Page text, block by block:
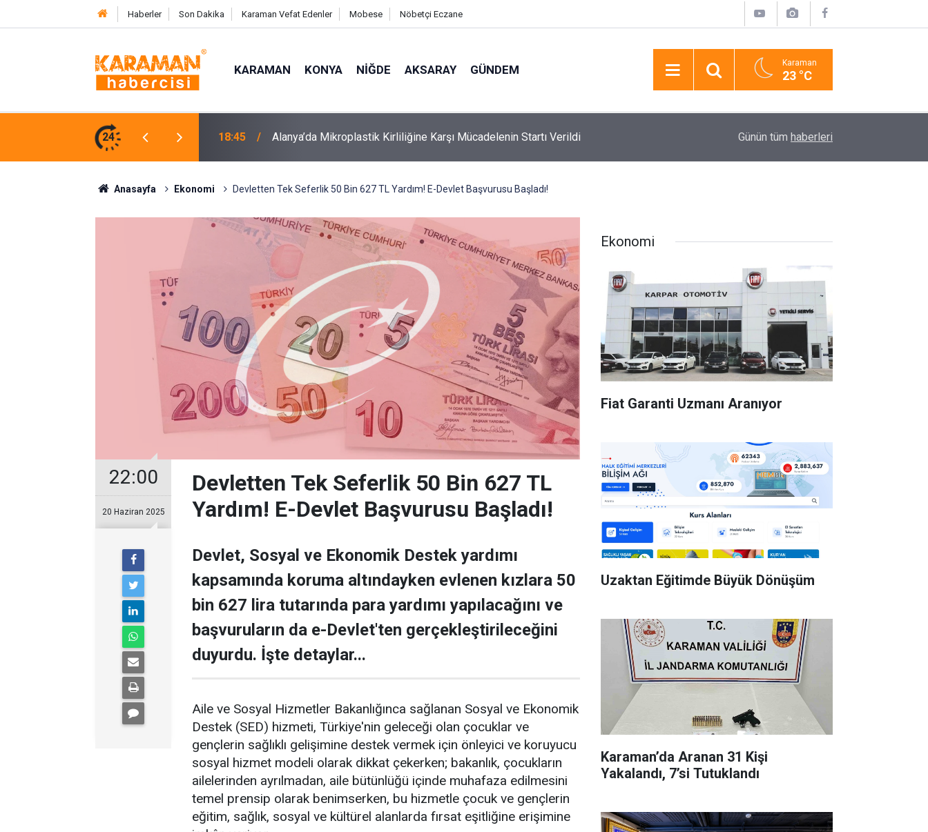
Haberler Son Dakika Karaman Vefat Edenler Mobese Nöbetçi Eczane
KARAMAN KONYA NIĞDE AKSARAY GÜNDEM Karaman
23 °C
24
Mücadelenin Startı Verildi 17:58 Pasajda Ölü Bulunan Eyüp Can Davası Sürüyor Lüks Otomobille Kar Maskeli Milyonluk Soygun
Günün tüm haberleri
Anasayfa Ekonomi Devletten Tek Seferlik 50 Bin 627 TL Yardım! E-Devlet Başvurusu Başladı!
22:00
20 Haziran 2025
Devletten Tek Seferlik 50 Bin 627 TL
Yardım! E-Devlet Başvurusu Başladı!
Devlet, Sosyal ve Ekonomik Destek yardımı
kapsamında koruma altındayken evlenen kızlara 50
bin 627 lira tutarında para yardımı yapılacağını ve
başvuruların da e-Devlet'ten gerçekleştirileceğini
duyurdu. İşte detaylar...
Aile ve Sosyal Hizmetler Bakanlığınca sağlanan Sosyal ve Ekonomik
Destek (SED) hizmeti, Türkiye'nin geleceği olan çocuklar ve
gençlerin sağlıklı gelişimine destek vermek için önleyici ve koruyucu
sosyal hizmet modeli olarak dikkat çekerken; bakanlık, çocukların
ailelerinden ayrılmadan, aile bütünlüğü içinde muhafaza edilmesini
temel prensip olarak benimserken, bu hizmetle çocuk ve gençlerin
eğitim, sağlık, sosyal ve kültürel alanlarda fırsat eşitliğine erişimine
Ekonomi
Fiat Garanti Uzmanı Aranıyor
Uzaktan Eğitimde Büyük Dönüşüm
Karaman’da Aranan 31 Kişi
Yakalandı, 7’si Tutuklandı